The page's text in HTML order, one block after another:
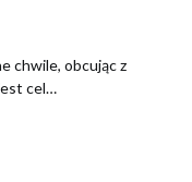
chwile, obcując z
cel…